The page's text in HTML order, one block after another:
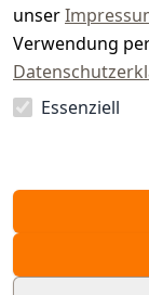
unser
Verwendung
Essenziell
Vertrag